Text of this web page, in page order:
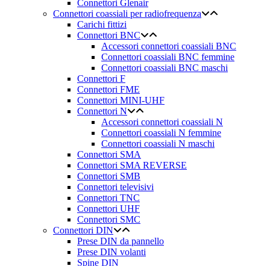
Connettori Glenair
Connettori coassiali per radiofrequenza
Carichi fittizi
Connettori BNC
Accessori connettori coassiali BNC
Connettori coassiali BNC femmine
Connettori coassiali BNC maschi
Connettori F
Connettori FME
Connettori MINI-UHF
Connettori N
Accessori connettori coassiali N
Connettori coassiali N femmine
Connettori coassiali N maschi
Connettori SMA
Connettori SMA REVERSE
Connettori SMB
Connettori televisivi
Connettori TNC
Connettori UHF
Connettori SMC
Connettori DIN
Prese DIN da pannello
Prese DIN volanti
Spine DIN